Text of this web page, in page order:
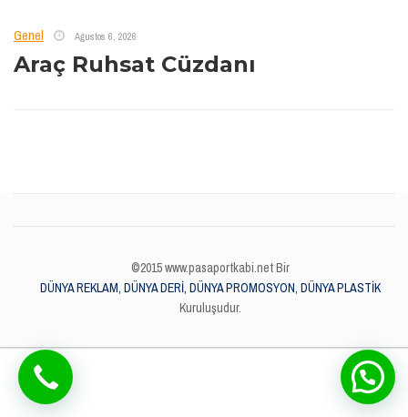
Genel Ağustos 6, 2026
Araç Ruhsat Cüzdanı
©2015 www.pasaportkabi.net Bir
DÜNYA REKLAM, DÜNYA DERİ, DÜNYA PROMOSYON, DÜNYA PLASTİK
Kuruluşudur.